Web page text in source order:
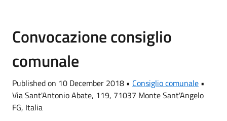
Convocazione consiglio
comunale
Published on 10 December 2018 • Consiglio comunale •
Via Sant'Antonio Abate, 119, 71037 Monte Sant'Angelo
FG, Italia